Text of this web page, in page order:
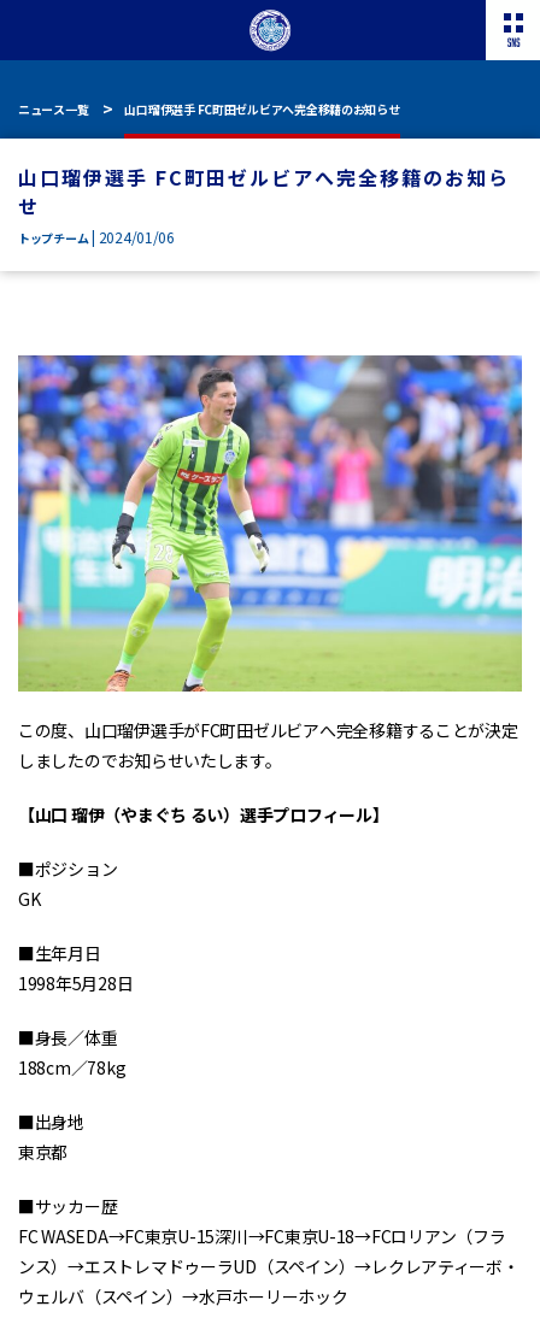
ニュース一覧 山口瑠伊選手 FC町田ゼルビアへ完全移籍のお知らせ
山口瑠伊選手 FC町田ゼルビアへ完全移籍のお知ら
せ
トップチーム| 2024/01/06
この度、山口瑠伊選手がFC町田ゼルビアへ完全移籍することが決定
しましたのでお知らせいたします。
【山口 瑠伊（やまぐち るい）選手プロフィール】
■ポジション
GK
■生年月日
1998年5月28日
■身長／体重
188cm／78kg
■出身地
東京都
■サッカー歴
FC WASEDA→FC東京U-15深川→FC東京U-18→FCロリアン（フラ
ンス）→エストレマドゥーラUD（スペイン）→レクレアティーボ・
ウェルバ（スペイン）→水戸ホーリーホック